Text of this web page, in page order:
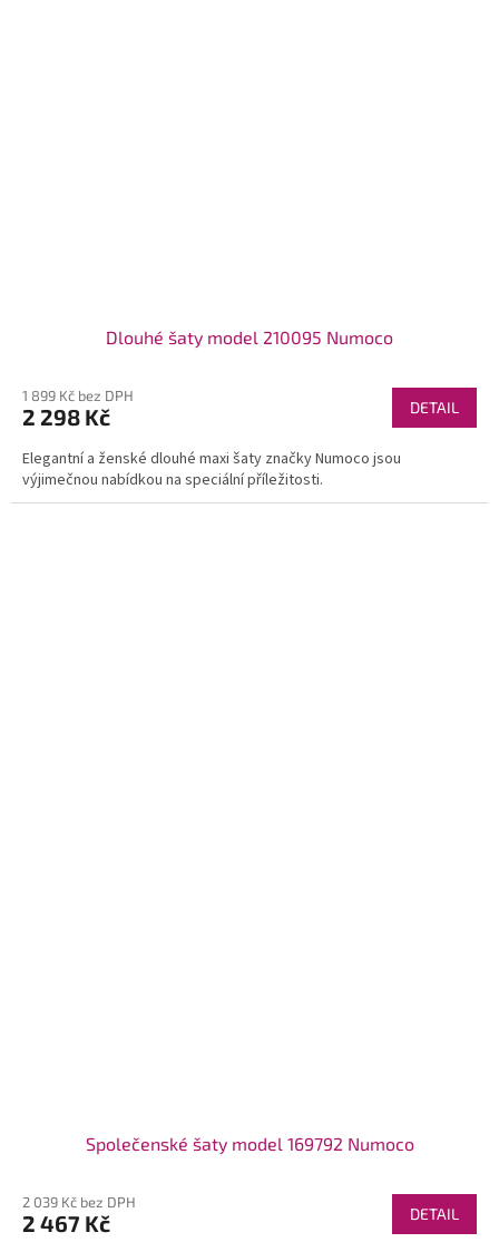
Dlouhé šaty model 210095 Numoco
1 899 Kč bez DPH
2 298 Kč DETAIL
Elegantní a ženské dlouhé maxi šaty značky Numoco jsou
výjimečnou nabídkou na speciální příležitosti.
Společenské šaty model 169792 Numoco
2 039 Kč bez DPH
2 467 Kč DETAIL